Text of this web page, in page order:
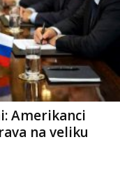
Amerikanci
na veliku